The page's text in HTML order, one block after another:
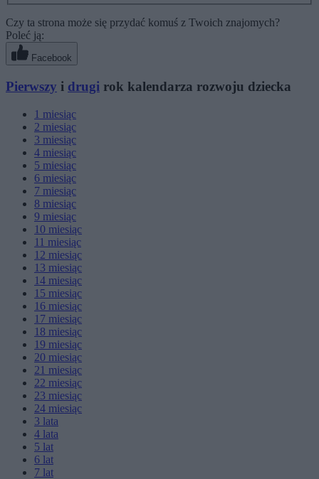
Czy ta strona może się przydać komuś z Twoich znajomych?
Poleć ją:
Facebook
Pierwszy i drugi rok kalendarza rozwoju dziecka
1 miesiąc
2 miesiąc
3 miesiąc
4 miesiąc
5 miesiąc
6 miesiąc
7 miesiąc
8 miesiąc
9 miesiąc
10 miesiąc
11 miesiąc
12 miesiąc
13 miesiąc
14 miesiąc
15 miesiąc
16 miesiąc
17 miesiąc
18 miesiąc
19 miesiąc
20 miesiąc
21 miesiąc
22 miesiąc
23 miesiąc
24 miesiąc
3 lata
4 lata
5 lat
6 lat
7 lat